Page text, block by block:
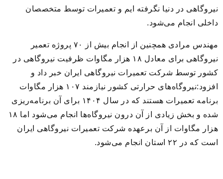
نیروگاهی در دنیا نگرفته ایم و تعمیرات توسط متخصصان
داخلی انجام می‌شود.
مهندس مرادی همچنین از انجام بیش از ۷۰ پروژه تعمیر
نیروگاهی برای معادل ۱۸ هزار مگاوات ظرفیت نیروگاهی در
کشور توسط شرکت تعمیرات نیروگاهی ایران خبر داد و
افزود:نیروگاه‌های حرارتی کشور نیازمند ۱۰۷ هزار مگاوات
برنامه تعمیرات هستند که در سال ۱۴۰۴ برای آن برنامه‌ریزی
شده و بخش زیادی از آن درون نیروگاه‌ها انجام می‌شود اما ۱۸
هزار مگاوات از آن برعهده شرکت تعمیرات نیروگاهی ایران
است که در ۲۲ استان انجام می‌شود.